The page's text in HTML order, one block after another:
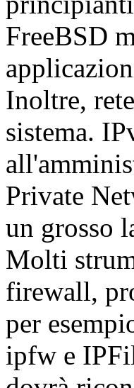
FreeBSD
Inoltre,
sistema.
Private
un grosso
Molti
firewall,
per
ipfw e